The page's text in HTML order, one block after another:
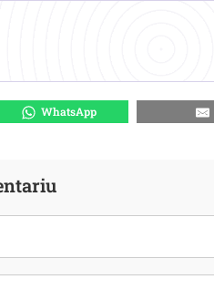
WhatsApp